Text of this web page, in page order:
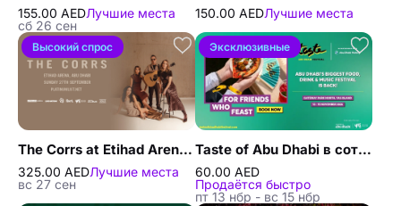
155.00 AEDЛучшие места
сб 26 сен
150.00 AEDЛучшие места
Высокий спрос
The Corrs at Etihad Arena in Abu Dhabi
325.00 AEDЛучшие места
вс 27 сен
Эксклюзивные
Taste of Abu Dhabi в сотрудничестве с BMW Abu Dhabi Motors
60.00 AED
Продаётся быстро
пт 13 нбр - вс 15 нбр